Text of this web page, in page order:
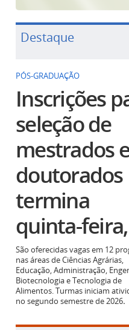
Destaque
PÓS-GRADUAÇÃO
Inscrições
seleção de
mestrados e
doutorados
termina
quinta-
São oferecidas vagas em 12
nas áreas de Ciências Agrárias,
Educação, Administração,
Biotecnologia e Tecnologia de
Alimentos. Turmas iniciam
no segundo semestre de 2026.